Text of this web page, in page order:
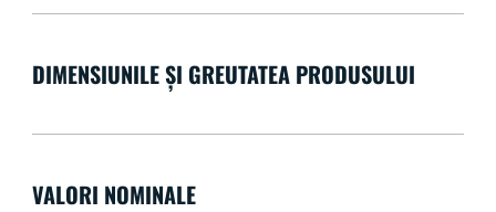
DIMENSIUNILE ȘI GREUTATEA PRODUSULUI
VALORI NOMINALE